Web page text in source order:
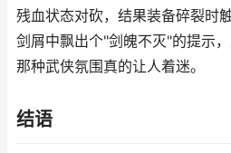
残血状态对砍，结果装备碎裂
剑屑中飘出个"剑魄不灭"的提示
那种武侠氛围真的让人着迷。
结语